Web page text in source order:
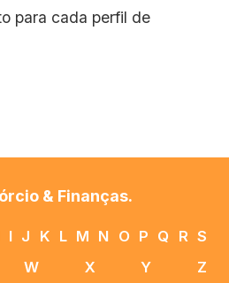
para cada perfil de
& Finanças.
I J K L M N O P Q R S
W X Y Z